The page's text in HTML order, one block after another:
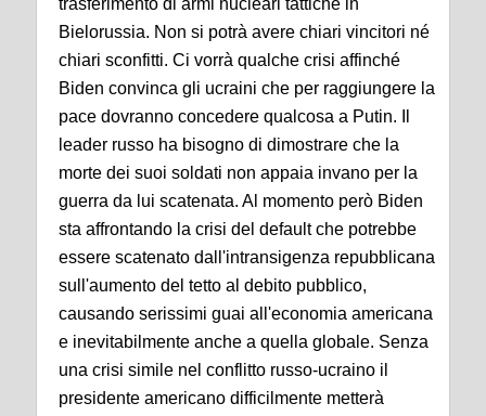
trasferimento di armi nucleari tattiche in
Bielorussia. Non si potrà avere chiari vincitori né
chiari sconfitti. Ci vorrà qualche crisi affinché
Biden convinca gli ucraini che per raggiungere la
pace dovranno concedere qualcosa a Putin. Il
leader russo ha bisogno di dimostrare che la
morte dei suoi soldati non appaia invano per la
guerra da lui scatenata. Al momento però Biden
sta affrontando la crisi del default che potrebbe
essere scatenato dall'intransigenza repubblicana
sull'aumento del tetto al debito pubblico,
causando serissimi guai all'economia americana
e inevitabilmente anche a quella globale. Senza
una crisi simile nel conflitto russo-ucraino il
presidente americano difficilmente metterà